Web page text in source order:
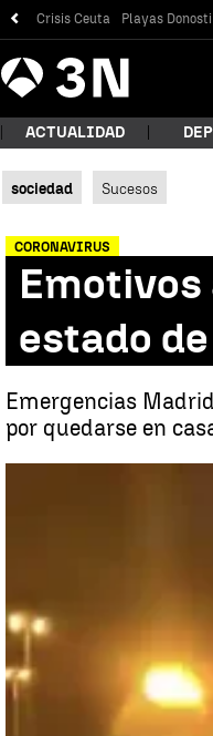
Crisis Ceuta Playas Donosti
Antena
3 Noticias
ACTUALIDAD
sociedad Sucesos
CORONAVIRUS
estado
Emergencias
por quedarse en